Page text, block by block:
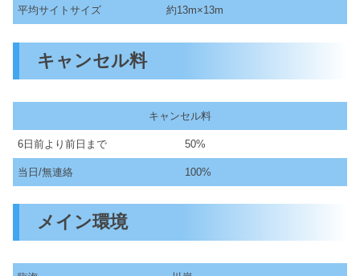
平均サイトサイズ 約13m×13m
キャンセル料
キャンセル料
6日前より前日まで 50%
当日/無連絡 100%
メイン環境